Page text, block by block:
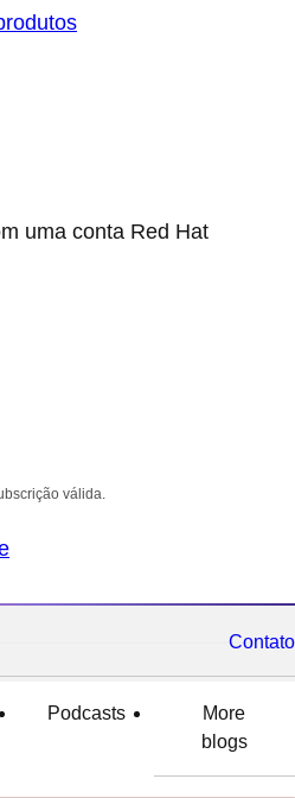
uma conta Red Hat
válida.
Contato
Podcasts
More
blogs